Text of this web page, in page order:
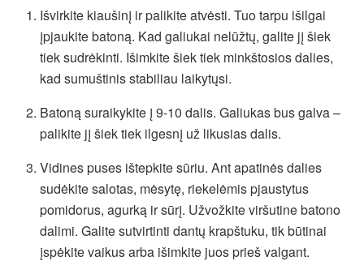
Išvirkite kiaušinį ir palikite atvėsti. Tuo tarpu išilgai
įpjaukite batoną. Kad galiukai nelūžtų, galite jį šiek
tiek sudrėkinti. Išimkite šiek tiek minkštosios dalies,
kad sumuštinis stabiliau laikytųsi.
Batoną suraikykite į 9-10 dalis. Galiukas bus galva –
palikite jį šiek tiek ilgesnį už likusias dalis.
Vidines puses ištepkite sūriu. Ant apatinės dalies
sudėkite salotas, mėsytę, riekelėmis pjaustytus
pomidorus, agurką ir sūrį. Užvožkite viršutine batono
dalimi. Galite sutvirtinti dantų krapštuku, tik būtinai
įspėkite vaikus arba išimkite juos prieš valgant.